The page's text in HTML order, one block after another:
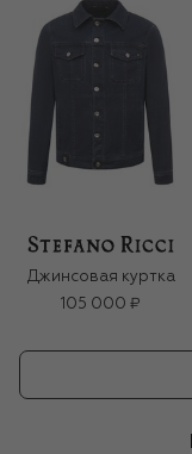
Джинсовая куртка
105 000 ₽